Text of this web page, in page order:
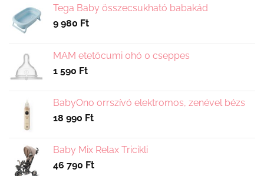
változatok
a
választhatók
változatok
Tega Baby összecsukható babakád
9 980 Ft
MAM etetőcumi 0hó 0 cseppes
1 590 Ft
BabyOno orrszívó elektromos, zenével bézs
18 990 Ft
Baby Mix Relax Tricikli
46 790 Ft